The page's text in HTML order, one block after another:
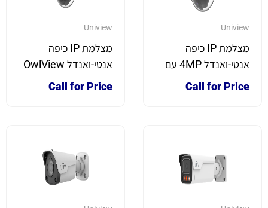
Uniview
מצלמת IP כיפה
אנטי-ואנדל 4MP עם
עדשת ורי-פוקל
Call for Price
Uniview
מצלמת IP כיפה
אנטי-ואנדל OwlView
4MP עם צבע מלא
Call for Price